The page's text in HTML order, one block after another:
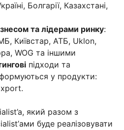
Болгарії, Казахстані,
та лідерами ринку:
Київстар, АТБ, Uklon,
WOG та іншими
підходи та
у продукти:
який разом з
буде реалізовувати